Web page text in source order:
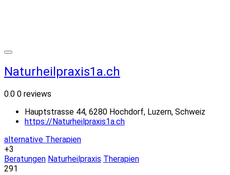
Naturheilpraxis1a.ch
0.0 0 reviews
Hauptstrasse 44, 6280 Hochdorf, Luzern, Schweiz
https://Naturheilpraxis1a.ch
alternative Therapien
+3
Beratungen Naturheilpraxis Therapien
291